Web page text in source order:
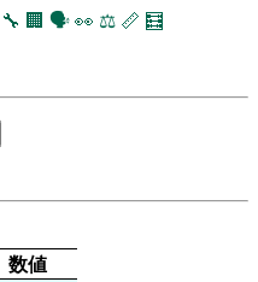
🔧 🏢 🗣️👀 ⚖️ 📏 🧮
数値